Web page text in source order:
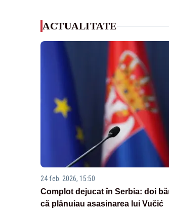
ACTUALITATE
24 feb. 2026, 15:50
Complot dejucat în Serbia: doi
că plănuiau asasinarea lui Vučić